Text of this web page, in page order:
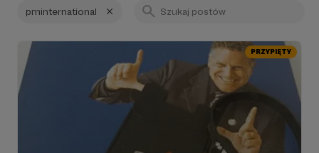
pminternational
PRZYPIĘTY